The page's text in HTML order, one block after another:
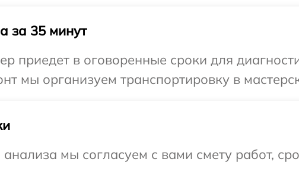
за 35 минут
приедет в оговоренные сроки для
мы организуем транспортировку в
мы согласуем с вами смету работ,